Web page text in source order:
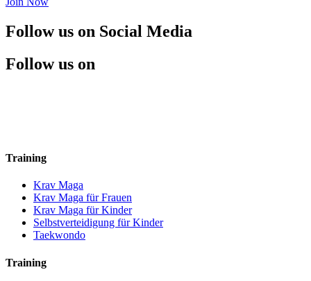
Follow us on Social Media
Follow us on
Training
Krav Maga
Krav Maga für Frauen
Krav Maga für Kinder
Selbstverteidigung für Kinder
Taekwondo
Training